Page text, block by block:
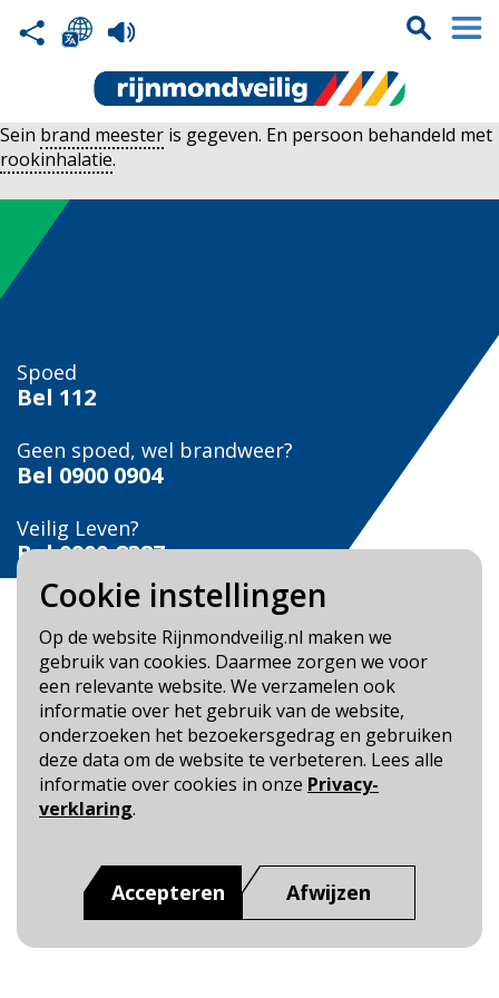
Cookie instellingen
Op de website Rijnmondveilig.nl maken we
gebruik van cookies. Daarmee zorgen we voor
een relevante website. We verzamelen ook
informatie over het gebruik van de website,
onderzoeken het bezoekersgedrag en gebruiken
deze data om de website te verbeteren. Lees alle
informatie over cookies in onze Privacy-
verklaring.
Accepteren Afwijzen
Sein brand meester is gegeven. En persoon behandeld met
rookinhalatie.
Spoed
Bel 112
Geen spoed, wel brandweer?
Bel 0900 0904
Veilig Leven?
Bel 0900-8387
Blijf op de hoogte
Cookie- en Privacybeleid
Toegankelijkheid